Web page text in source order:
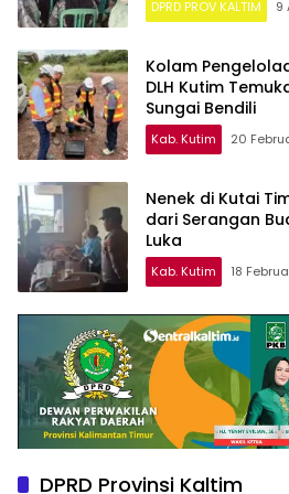
DPRD PROV KALTIM 9
Kolam
DLH Kutim
Sungai Bendili
Kab. Kutim 20
Nenek di Kutai
dari Serangan
Luka
Kab. Kutim 18
DPRD Provinsi Kaltim